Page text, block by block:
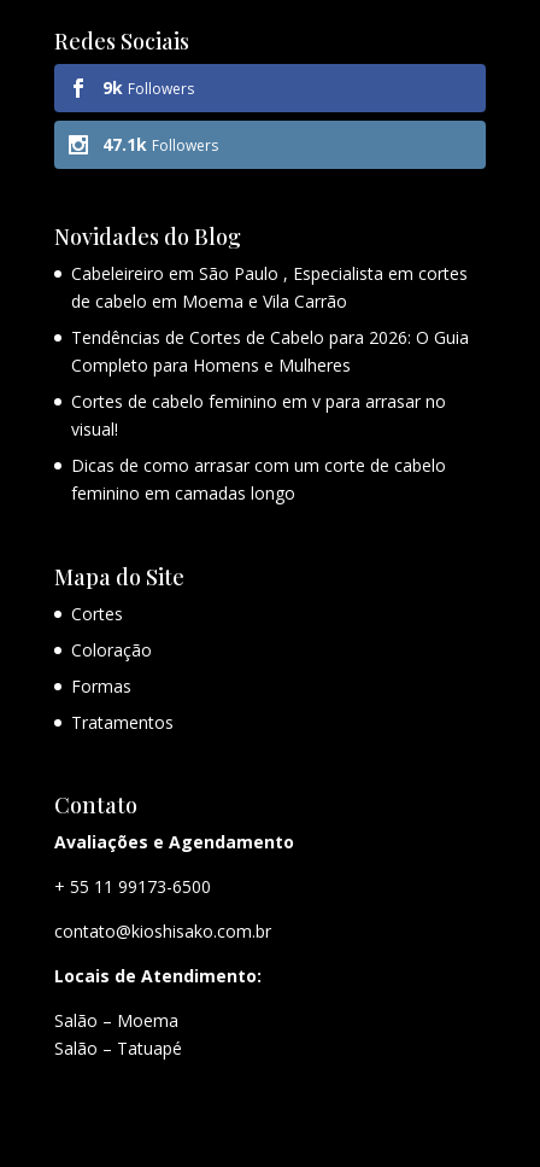
Redes Sociais
9k Followers
47.1k Followers
Novidades do Blog
Cabeleireiro em São Paulo , Especialista em cortes
de cabelo em Moema e Vila Carrão
Tendências de Cortes de Cabelo para 2026: O Guia
Completo para Homens e Mulheres
Cortes de cabelo feminino em v para arrasar no
visual!
Dicas de como arrasar com um corte de cabelo
feminino em camadas longo
Mapa do Site
Cortes
Coloração
Formas
Tratamentos
Contato
Avaliações e Agendamento
+ 55 11 99173-6500
contato@kioshisako.com.br
Locais de Atendimento:
Salão – Moema
Salão – Tatuapé